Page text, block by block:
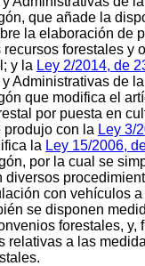
que añade la
la elaboración de
forestales y
y la Ley 2/2014, de
Administrativas de
que modifica el
por puesta en
produjo con la Ley 3/
la Ley 15/2006,
por la cual se
diversos
con vehículos
se disponen
forestales, y,
relativas a las